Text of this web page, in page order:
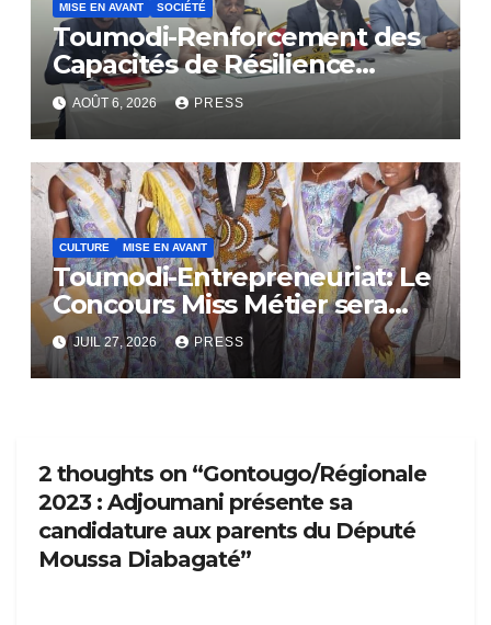
MISE EN AVANT SOCIÉTÉ
Toumodi-Renforcement des
Capacités de Résilience
Communautaire
AOÛT 6, 2026 PRESS
CULTURE MISE EN AVANT
Toumodi-Entrepreneuriat: Le
Concours Miss Métier sera
bientôt lance.
JUIL 27, 2026 PRESS
2 thoughts on “Gontougo/Régionale
2023 : Adjoumani présente sa
candidature aux parents du Député
Moussa Diabagaté”